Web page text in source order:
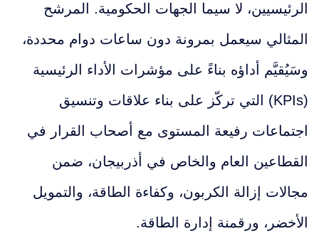
الرئيسيين، لا سيما الجهات الحكومية.
المرشح
المثالي سيعمل بمرونة دون ساعات دوام محددة،
وسَيُقيَّم أداؤه بناءً على مؤشرات الأداء الرئيسية
(KPIs) التي تركّز على بناء علاقات وتنسيق
اجتماعات رفيعة المستوى مع أصحاب القرار في
القطاعين العام والخاص في أذربيجان، ضمن
مجالات إزالة الكربون، وكفاءة الطاقة، والتمويل
الأخضر، ورقمنة إدارة الطاقة.